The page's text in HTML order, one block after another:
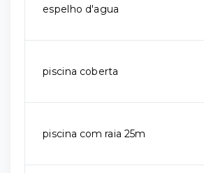
espelho d'agua
piscina coberta
piscina com raia 25m